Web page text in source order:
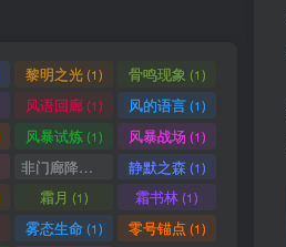
黎明之光(1) 骨鸣现象 (1)
风语回廊(1) 风的语言(1)
风暴试炼(1) 风暴战场 (1)
非门廊降临 静默之森 (1)
霜月 (1) 霜书林(1)
雾态生命 (1) 零号锚点 (1)